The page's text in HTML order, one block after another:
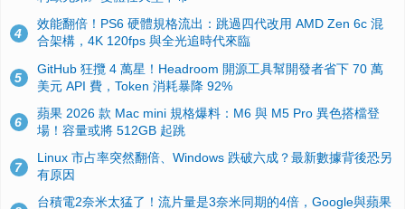
4
效能翻倍！PS6 硬體規格流出：跳過四代改用 AMD Zen 6c 混
合架構，4K 120fps 與全光追時代來臨
5
GitHub 狂攬 4 萬星！Headroom 開源工具幫開發者省下 70 萬
美元 API 費，Token 消耗暴降 92%
6
蘋果 2026 款 Mac mini 規格爆料：M6 與 M5 Pro 異色搭檔登
場！容量或將 512GB 起跳
7
Linux 市占率突然翻倍、Windows 跌破六成？最新數據背後恐另
有原因
台積電2奈米太猛了！流片量是3奈米同期的4倍，Google與蘋果